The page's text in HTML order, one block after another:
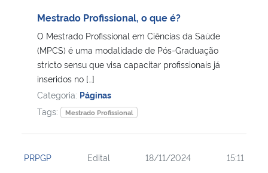
Mestrado Profissional, o que é?
O Mestrado Profissional em Ciências da Saúde
(MPCS) é uma modalidade de Pós-Graduação
stricto sensu que visa capacitar profissionais já
inseridos no […]
Categoria: Páginas
Tags:
Mestrado Profissional
PRPGP Edital 18/11/2024 15:11